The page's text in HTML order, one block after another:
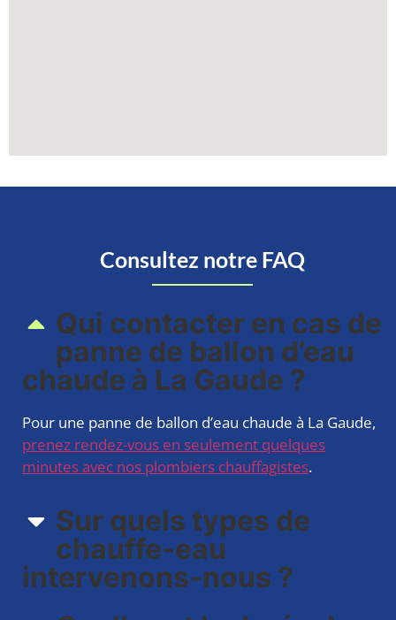
Consultez notre FAQ
Qui contacter en cas de
panne de ballon d’eau
chaude à La Gaude ?
Pour une panne de ballon d’eau chaude à La Gaude,
prenez rendez-vous en seulement quelques
minutes avec nos plombiers chauffagistes.
Sur quels types de
chauffe-eau
intervenons-nous ?​